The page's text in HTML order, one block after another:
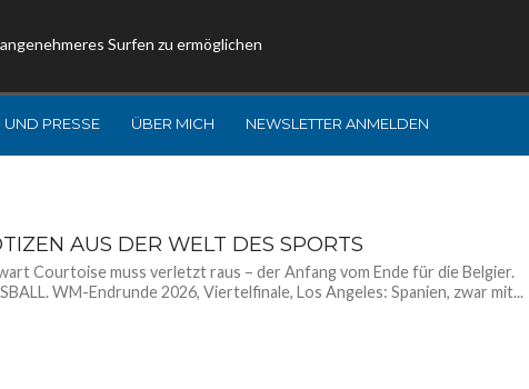
Surfen zu ermöglichen
UND PRESSE ÜBER MICH NEWSLETTER ANMELDEN
AUS DER WELT DES SPORTS
Courtoise muss verletzt raus – der Anfang vom Ende für die Belgier.
WM-Endrunde 2026, Viertelfinale, Los Angeles: Spanien, zwar mit...